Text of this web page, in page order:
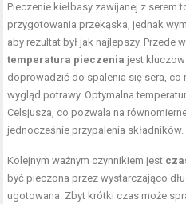
Pieczenie kiełbasy zawijanej z serem
przygotowania przekąska, jednak
aby rezultat był jak najlepszy. Przede
temperatura pieczenia jest
doprowadzić do spalenia się sera, co
wygląd potrawy. Optymalna
Celsjusza, co pozwala na
jednocześnie przypalenia składników.
Kolejnym ważnym czynnikiem jest
być pieczona przez wystarczająco
ugotowana. Zbyt krótki czas może